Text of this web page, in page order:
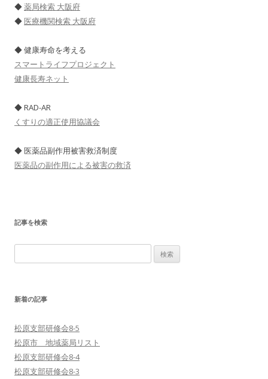
◆薬局検索 大阪府
◆医療機関検索 大阪府
◆ 健康寿命を考える
スマートライフプロジェクト
健康長寿ネット
◆ RAD-AR
くすりの適正使用協議会
◆ 医薬品副作用被害救済制度
医薬品の副作用による被害の救済
記事を検索
索
新着の記事
松原支部研修会8-5
松原市 地域薬局リスト
松原支部研修会8-4
松原支部研修会8-3